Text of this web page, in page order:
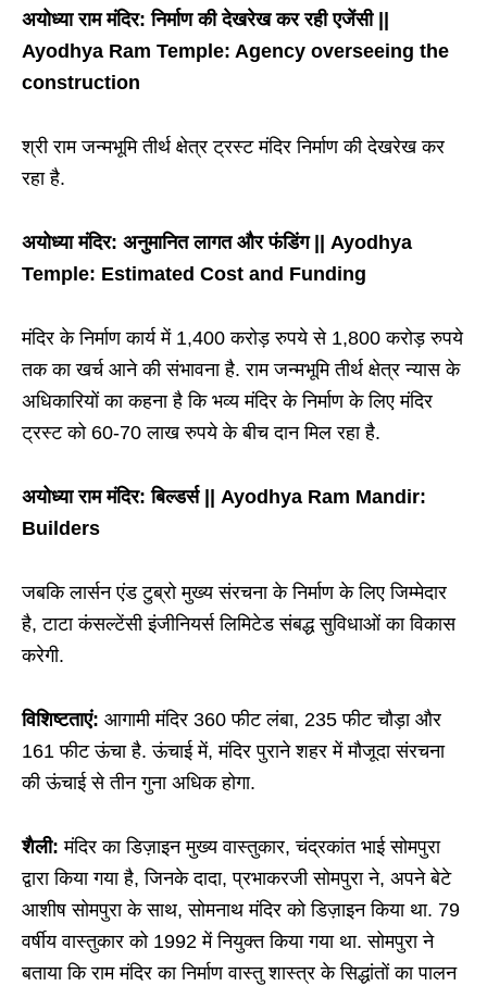
अयोध्या राम मंदिर: निर्माण की देखरेख कर रही एजेंसी ||
Ayodhya Ram Temple: Agency overseeing the
construction
श्री राम जन्मभूमि तीर्थ क्षेत्र ट्रस्ट मंदिर निर्माण की देखरेख कर
रहा है.
अयोध्या मंदिर: अनुमानित लागत और फंडिंग || Ayodhya
Temple: Estimated Cost and Funding
मंदिर के निर्माण कार्य में 1,400 करोड़ रुपये से 1,800 करोड़ रुपये
तक का खर्च आने की संभावना है. राम जन्मभूमि तीर्थ क्षेत्र न्यास के
अधिकारियों का कहना है कि भव्य मंदिर के निर्माण के लिए मंदिर
ट्रस्ट को 60-70 लाख रुपये के बीच दान मिल रहा है.
अयोध्या राम मंदिर: बिल्डर्स || Ayodhya Ram Mandir:
Builders
जबकि लार्सन एंड टुब्रो मुख्य संरचना के निर्माण के लिए जिम्मेदार
है, टाटा कंसल्टेंसी इंजीनियर्स लिमिटेड संबद्ध सुविधाओं का विकास
करेगी.
विशिष्टताएं: आगामी मंदिर 360 फीट लंबा, 235 फीट चौड़ा और
161 फीट ऊंचा है. ऊंचाई में, मंदिर पुराने शहर में मौजूदा संरचना
की ऊंचाई से तीन गुना अधिक होगा.
शैली: मंदिर का डिज़ाइन मुख्य वास्तुकार, चंद्रकांत भाई सोमपुरा
द्वारा किया गया है, जिनके दादा, प्रभाकरजी सोमपुरा ने, अपने बेटे
आशीष सोमपुरा के साथ, सोमनाथ मंदिर को डिज़ाइन किया था. 79
वर्षीय वास्तुकार को 1992 में नियुक्त किया गया था. सोमपुरा ने
बताया कि राम मंदिर का निर्माण वास्तु शास्त्र के सिद्धांतों का पालन